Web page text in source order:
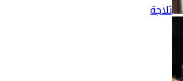
ثلاجة